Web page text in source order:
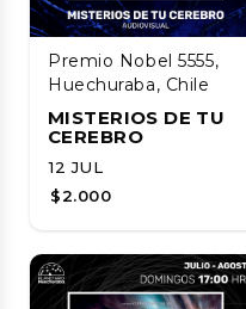
Premio Nobel 5555,
Huechuraba, Chile
MISTERIOS DE TU
CEREBRO
12 JUL
$2.000